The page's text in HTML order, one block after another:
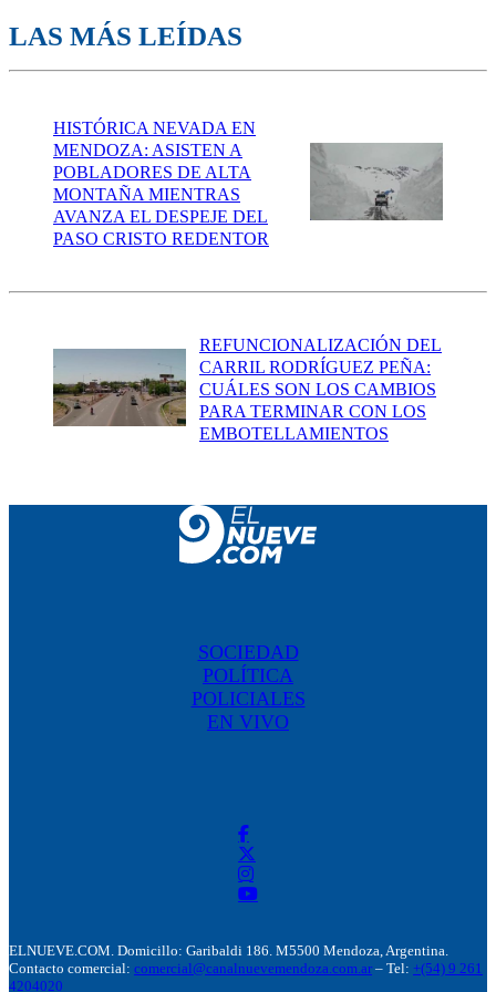
LAS MÁS LEÍDAS
HISTÓRICA NEVADA EN
MENDOZA: ASISTEN A
POBLADORES DE ALTA
MONTAÑA MIENTRAS
AVANZA EL DESPEJE DEL
PASO CRISTO REDENTOR
REFUNCIONALIZACIÓN DEL
CARRIL RODRÍGUEZ PEÑA:
CUÁLES SON LOS CAMBIOS
PARA TERMINAR CON LOS
EMBOTELLAMIENTOS
SOCIEDAD
POLÍTICA
POLICIALES
EN VIVO
ELNUEVE.COM. Domicillo: Garibaldi 186. M5500 Mendoza, Argentina.
Contacto comercial: comercial@canalnuevemendoza.com.ar – Tel: +(54) 9 261
4204020